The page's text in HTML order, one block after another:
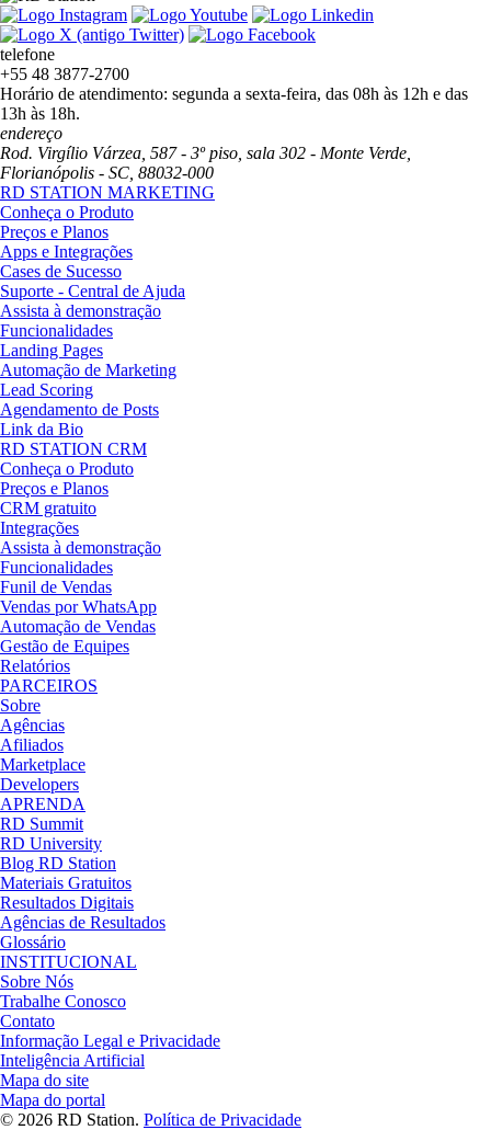
telefone
+55 48 3877-2700
Horário de atendimento: segunda a sexta-feira, das 08h às 12h e das
13h às 18h.
endereço
Rod. Virgílio Várzea, 587 - 3º piso, sala 302 - Monte Verde,
Florianópolis - SC, 88032-000
RD STATION MARKETING
Conheça o Produto
Preços e Planos
Apps e Integrações
Cases de Sucesso
Suporte - Central de Ajuda
Assista à demonstração
Funcionalidades
Landing Pages
Automação de Marketing
Lead Scoring
Agendamento de Posts
Link da Bio
RD STATION CRM
Conheça o Produto
Preços e Planos
CRM gratuito
Integrações
Assista à demonstração
Funcionalidades
Funil de Vendas
Vendas por WhatsApp
Automação de Vendas
Gestão de Equipes
Relatórios
PARCEIROS
Sobre
Agências
Afiliados
Marketplace
Developers
APRENDA
RD Summit
RD University
Blog RD Station
Materiais Gratuitos
Resultados Digitais
Agências de Resultados
Glossário
INSTITUCIONAL
Sobre Nós
Trabalhe Conosco
Contato
Informação Legal e Privacidade
Inteligência Artificial
Mapa do site
Mapa do portal
© 2026 RD Station. Política de Privacidade